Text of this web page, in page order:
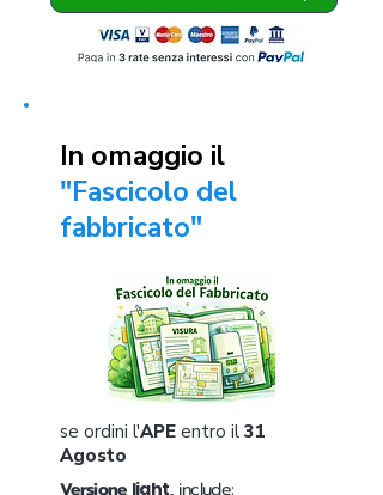
In omaggio il
"Fascicolo del
fabbricato"
se ordini l'APE entro il 31
Agosto
Versione light,include: